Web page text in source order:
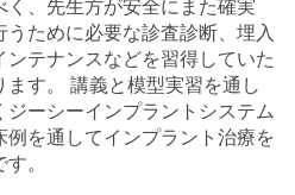
、先生方が安全にまた確実
ために必要な診査診断、埋入
テナンスなどを習得していた
す。 講義と模型実習を通し
ーシーインプラントシステム
を通してインプラント治療を
。